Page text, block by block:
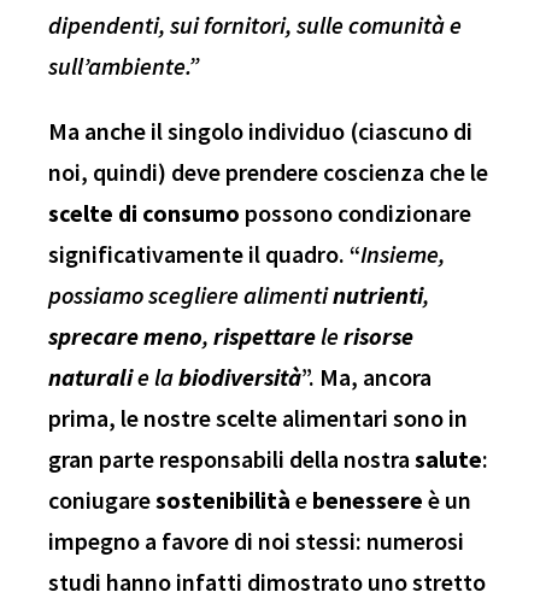
dipendenti, sui fornitori, sulle comunità e
sull’ambiente.”
Ma anche il singolo individuo (ciascuno di
noi, quindi) deve prendere coscienza che le
scelte di consumo possono condizionare
significativamente il quadro. “Insieme,
possiamo scegliere alimentinutrienti,
sprecaremeno, rispettarelerisorse
naturalie labiodiversità”. Ma, ancora
prima, le nostre scelte alimentari sono in
gran parte responsabili della nostra salute:
coniugaresostenibilità e benessere è un
impegno a favore di noi stessi: numerosi
studi hanno infatti dimostrato uno stretto